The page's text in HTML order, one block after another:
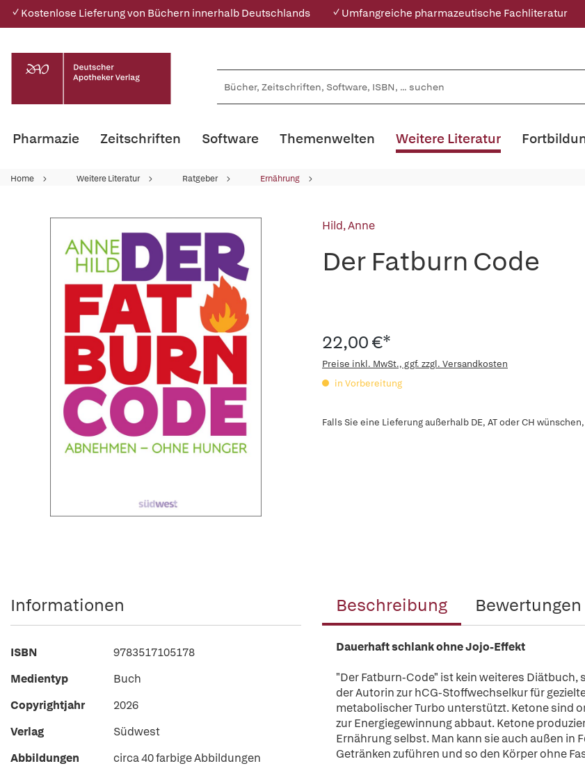
✓ Kostenlose Lieferung von Büchern innerhalb Deutschlands ✓ Umfangreiche pharmazeutische Fachliteratur
Pharmazie Zeitschriften Software Themenwelten Weitere Literatur
Home Weitere Literatur Ratgeber Ernährung
Hild, Anne
Der Fatburn Code
22,00 €*
Preise inkl. MwSt., ggf. zzgl. Versandkosten
in Vorbereitung
Falls Sie eine Lieferung außerhalb DE, AT oder CH
Beschreibung Bewertungen
Dauerhaft schlank ohne Jojo-Effekt
"Der Fatburn-Code" ist kein weiteres
der Autorin zur hCG-Stoffwechselkur für
metabolischer Turbo unterstützt. Ketone sind
zur Energiegewinnung abbaut. Ketone
Ernährung selbst. Man kann sie auch außen
Getränken zuführen und so den Körper ohne
Informationen
ISBN
9783517105178
Medientyp
Buch
Copyrightjahr
2026
Verlag
Südwest
Abbildungen
circa 40 farbige Abbildungen